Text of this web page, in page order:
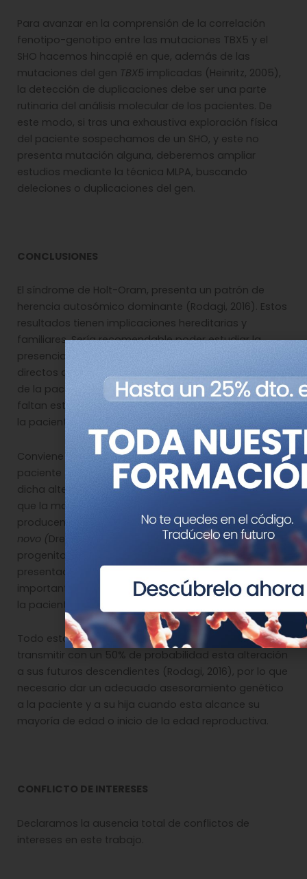
Para avanzar en la comprensión de la correlación
fenotipo-genotipo entre las mutaciones TBX5 y el
SHO hacemos hincapié en que, además de las
mutaciones del gen TBX5 implicadas (Heinritz, 2005),
la detección de duplicaciones debe ser una parte
rutinaria del análisis molecular de los pacientes. De
este modo, si tras una exhaustiva exploración física
del paciente sospechamos de un SHO, y este no
presenta mutación alguna, deberemos ampliar
estudios mediante la técnica MLPA, buscando
deleciones o duplicaciones del gen.
CONCLUSIONES
El síndrome de Holt-Oram, presenta un patrón de
herencia autosómico dominante (Rodagi, 2016). Estos
resultados tienen implicaciones hereditarias y
familiares. Sería recomendable poder estudiar la
presencia o no de esta mutación en los familiares
directos así como en los hermanos de la progenitora
de la paciente. Así mismo es importante reseñar que
faltan estudios radiológicos de imagen a la madre de
la paciente.
Conviene recordar que los descendientes de la
paciente tienen el 50% de probabilidad de contraer
dicha alteración genética. Se ha de tener en cuenta
que la mayoría de las alteraciones genéticas que
producen cambios en el genTBX5son producidasde
novo (Dreßen, 2016), por tanto sería normal que los
progenitores de la madre de la paciente no hubiesen
presentado esta alteración. En cualquier caso es
importante realizar un estudio a los tíos maternos de
la paciente para descartar segregación familiar.
Todo esto no excluye que la paciente pueda
transmitir con un 50% de probabilidad esta alteración
a sus futuros descendientes (Rodagi, 2016), por lo que
necesario dar un adecuado asesoramiento genético
a la paciente y a su hija cuando esta alcance su
mayoría de edad o inicio de la edad reproductiva.
CONFLICTO DE INTERESES
Declaramos la ausencia total de conflictos de
intereses en este trabajo.